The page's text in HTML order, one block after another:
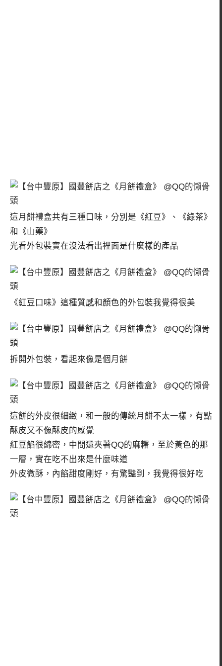
這月餅禮盒共有三種口味，分別是《紅豆》、《綠茶》
和《山藥》
光看外包裝實在沒法看出裡面是什麼樣的產品
《紅豆口味》這種質感和顏色的外包裝我覺得很美
拆開外包裝，看起來像是個月餅
這餅的外皮很細緻，和一般的傳統月餅不太一樣，有點
酥皮又不像酥皮的感覺
紅豆餡很綿密，中間還夾著QQ的麻糬，至於黃色的那
一層，實在吃不出來是什麼味道
外皮微酥，內餡甜度剛好，有驚豔到，我覺得很好吃